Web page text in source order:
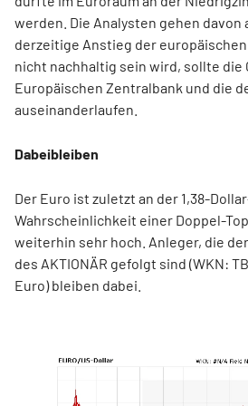
werden. Die Analysten gehen davon
derzeitige Anstieg der
nicht nachhaltig sein wird, sollte die
Europäischen Zentralbank und die
auseinanderlaufen.
Dabeibleiben
Der Euro ist zuletzt an der 1,38-
Wahrscheinlichkeit einer Doppel-
weiterhin sehr hoch. Anleger, die
des AKTIONÄR gefolgt sind (WKN:
Euro) bleiben dabei.